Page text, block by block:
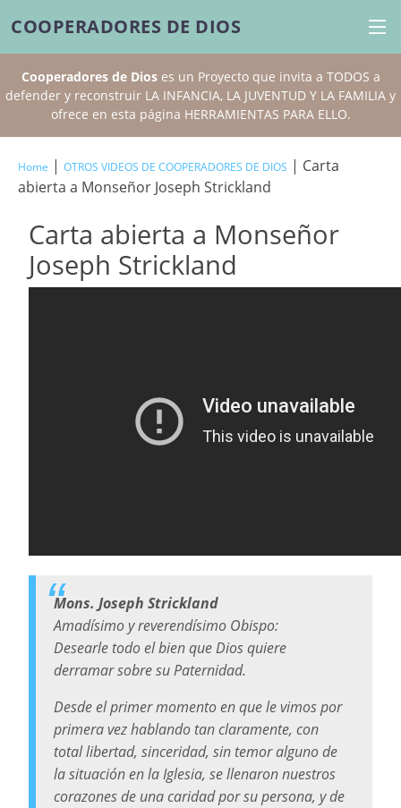
COOPERADORES DE DIOS
Cooperadores de Dioses un Proyecto que invita a TODOS a
defender y reconstruir LA INFANCIA, LA JUVENTUD Y LA FAMILIA y
ofrece en esta página HERRAMIENTAS PARA ELLO.
Home | OTROS VIDEOS DE COOPERADORES DE DIOS | Carta
abierta a Monseñor Joseph Strickland
Carta abierta a Monseñor
Joseph Strickland
Mons. Joseph Strickland
Amadísimo y reverendísimo Obispo:
Desearle todo el bien que Dios quiere
derramar sobre su Paternidad.
Desde el primer momento en que le vimos por
primera vez hablando tan claramente, con
total libertad, sinceridad, sin temor alguno de
la situación en la Iglesia, se llenaron nuestros
corazones de una caridad por su persona, y de